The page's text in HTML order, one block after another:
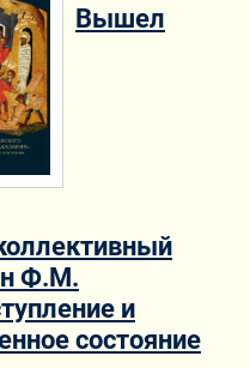
Вышел
Ф.М.
и
состояние